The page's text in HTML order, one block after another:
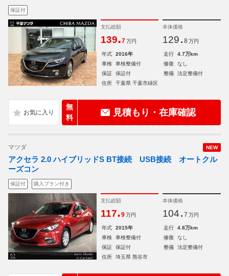
保証付
支払総額
139.7 万円
本体価格
129. 8 万円
年式 2016年 走行
4.7万km
車検
車検整備付 修復
なし
保証
保証付 整備
法定整備付
住所
千葉県 千葉市緑区
無
料
見積もり・在庫確認
NEW
マツダ
アクセラ 2.0 ハイブリッドS BT接続 USB接続 オートクル
ーズコン
保証付 購入プラン付き
支払総額
117.9 万円
本体価格
104. 7 万円
年式 2015年 走行
4.8万km
車検
車検整備付 修復
なし
保証
保証付 整備
法定整備付
住所
埼玉県 熊谷市